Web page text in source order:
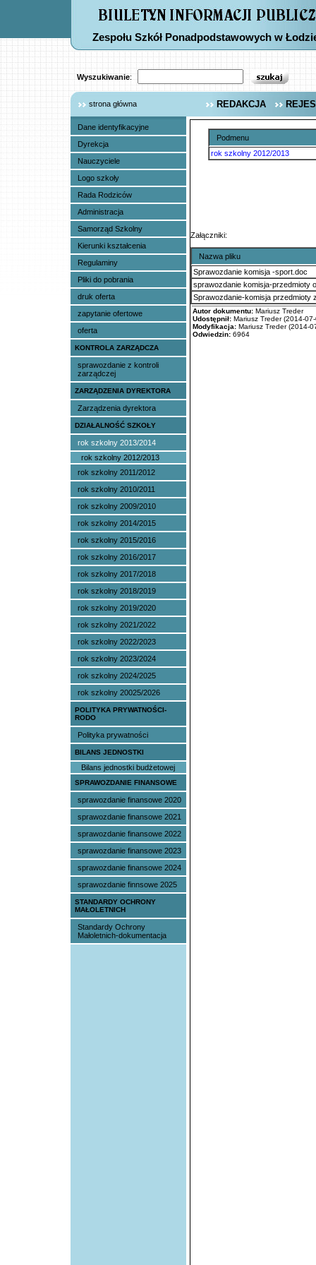
Zespołu Szkół Ponadpodstawowych w
Wyszukiwanie:
strona główna REDAKCJA
Dane identyfikacyjne
Dyrekcja
Nauczyciele
Logo szkoły
Rada Rodziców
Administracja
Samorząd Szkolny
Kierunki kształcenia
Regulaminy
Pliki do pobrania
druk oferta
zapytanie ofertowe
oferta
KONTROLA ZARZĄDCZA
sprawozdanie z kontroli
zarządczej
ZARZĄDZENIA DYREKTORA
Zarządzenia dyrektora
DZIAŁALNOŚĆ SZKOŁY
rok szkolny 2013/2014
rok szkolny 2012/2013
rok szkolny 2011/2012
rok szkolny 2010/2011
rok szkolny 2009/2010
rok szkolny 2014/2015
rok szkolny 2015/2016
rok szkolny 2016/2017
rok szkolny 2017/2018
rok szkolny 2018/2019
rok szkolny 2019/2020
rok szkolny 2021/2022
rok szkolny 2022/2023
rok szkolny 2023/2024
rok szkolny 2024/2025
rok szkolny 20025/2026
POLITYKA PRYWATNOŚCI-
RODO
Polityka prywatności
BILANS JEDNOSTKI
Bilans jednostki budżetowej
SPRAWOZDANIE FINANSOWE
sprawozdanie finansowe 2020
sprawozdanie finansowe 2021
sprawozdanie finansowe 2022
sprawozdanie finansowe 2023
sprawozdanie finansowe 2024
sprawozdanie finnsowe 2025
STANDARDY OCHRONY
MAŁOLETNICH
Standardy Ochrony
Małoletnich-dokumentacja
Podmenu
rok szkolny 2012/2013
Załączniki:
Nazwa pliku
Sprawozdanie komisja -sport.doc
sprawozdanie komisja-przedmioty
Sprawozdanie-komisja przedmioty
Autor dokumentu: Mariusz Treder
Udostępnił: Mariusz Treder (2014-
Modyfikacja: Mariusz Treder (2014-
Odwiedzin: 6964